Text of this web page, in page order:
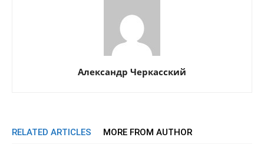
Александр Черкасский
RELATED ARTICLES MORE FROM AUTHOR